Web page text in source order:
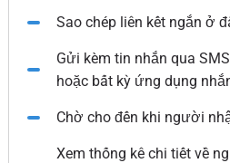
Sao chép liên kết ngắn ở
Gửi kèm tin nhắn qua
hoặc bất kỳ ứng dụng
Chờ cho đến khi người
Xem thống kê chi tiết về